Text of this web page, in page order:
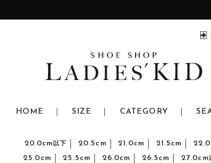
HOME SIZE CATEGORY
20.0cm以下 20.5cm 21.0cm 21.5cm
25.0cm
25.5cm 26.0cm 26.5cm 27.0cm